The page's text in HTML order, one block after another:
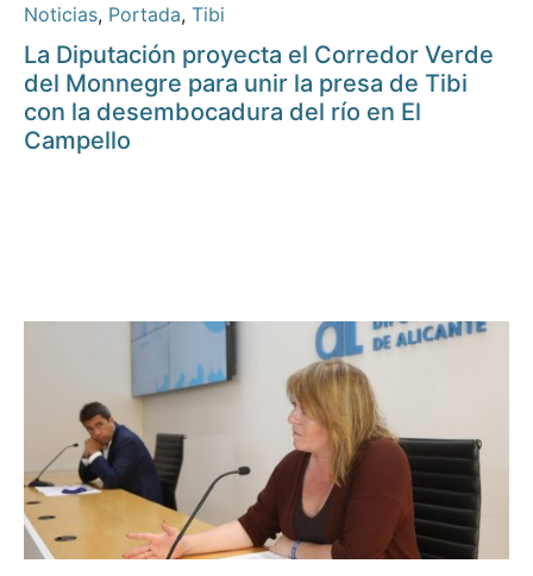
Noticias, Portada, Tibi
La Diputación proyecta el Corredor Verde
del Monnegre para unir la presa de Tibi
con la desembocadura del río en El
Campello